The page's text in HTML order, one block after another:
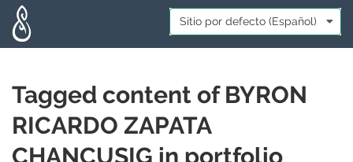
Idioma:
Tagged content of BYRON
RICARDO ZAPATA
CHANCUSIG in portfolio